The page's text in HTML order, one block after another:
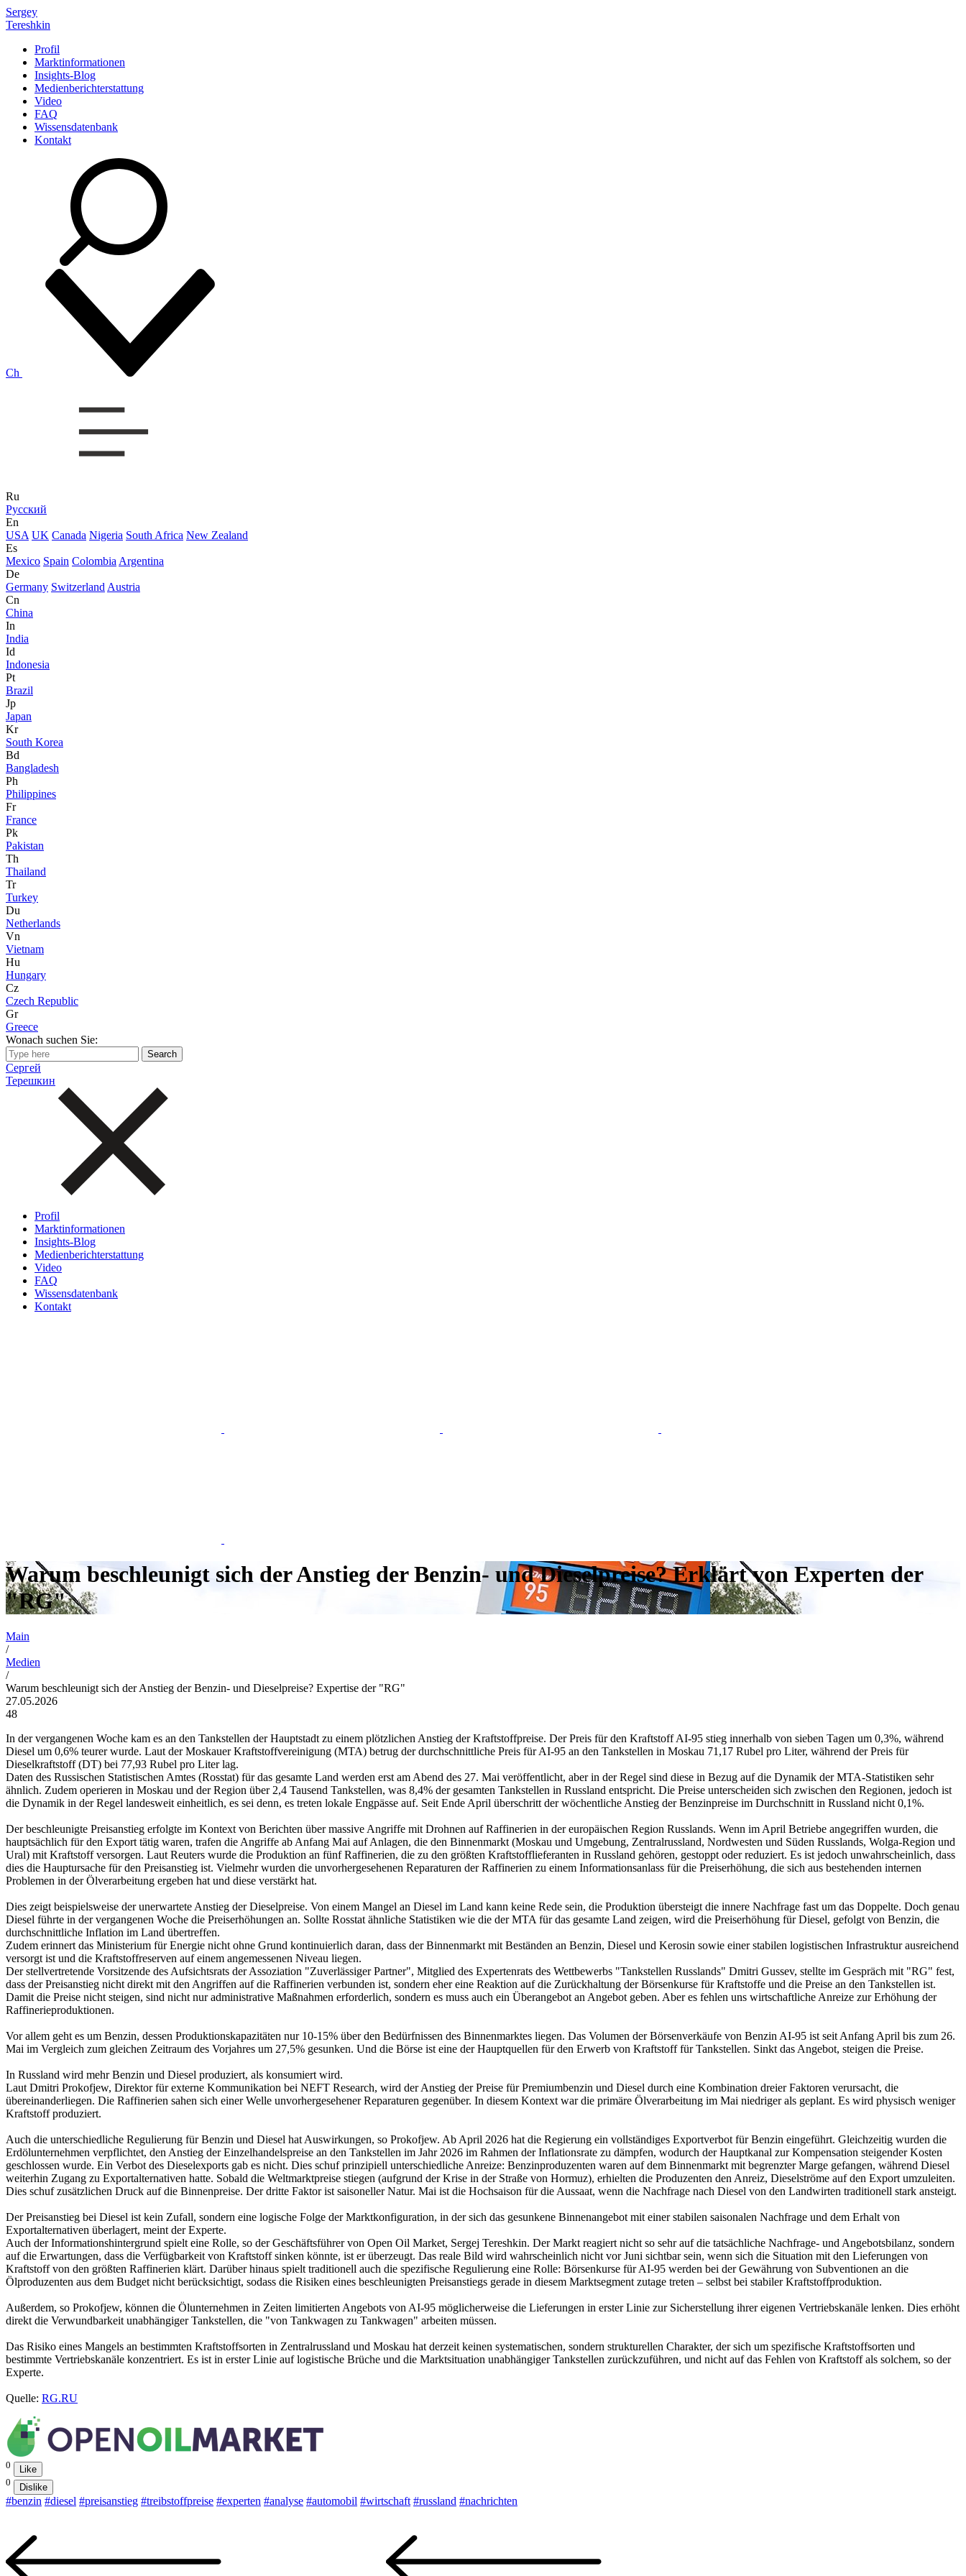
Sergey
Tereshkin
Profil
Marktinformationen
Insights-Blog
Medienberichterstattung
Video
FAQ
Wissensdatenbank
Kontakt
Ch
Ru
Русский
En
USA UK Canada Nigeria South Africa New Zealand
Es
Mexico Spain Colombia Argentina
De
Germany Switzerland Austria
Cn
China
In
India
Id
Indonesia
Pt
Brazil
Jp
Japan
Kr
South Korea
Bd
Bangladesh
Ph
Philippines
Fr
France
Pk
Pakistan
Th
Thailand
Tr
Turkey
Du
Netherlands
Vn
Vietnam
Hu
Hungary
Cz
Czech Republic
Gr
Greece
Wonach suchen Sie:
Сергей
Терешкин
Profil
Marktinformationen
Insights-Blog
Medienberichterstattung
Video
FAQ
Wissensdatenbank
Kontakt
Warum beschleunigt sich der Anstieg der Benzin- und Dieselpreise? Erklärt von Experten der
"RG"
Main
/
Medien
/
Warum beschleunigt sich der Anstieg der Benzin- und Dieselpreise? Expertise der "RG"
27.05.2026
48
In der vergangenen Woche kam es an den Tankstellen der Hauptstadt zu einem plötzlichen Anstieg der Kraftstoffpreise. Der Preis für den Kraftstoff AI-95 stieg innerhalb von sieben Tagen um 0,3%, während
Diesel um 0,6% teurer wurde. Laut der Moskauer Kraftstoffvereinigung (MTA) betrug der durchschnittliche Preis für AI-95 an den Tankstellen in Moskau 71,17 Rubel pro Liter, während der Preis für
Dieselkraftstoff (DT) bei 77,93 Rubel pro Liter lag.
Daten des Russischen Statistischen Amtes (Rosstat) für das gesamte Land werden erst am Abend des 27. Mai veröffentlicht, aber in der Regel sind diese in Bezug auf die Dynamik der MTA-Statistiken sehr
ähnlich. Zudem operieren in Moskau und der Region über 2,4 Tausend Tankstellen, was 8,4% der gesamten Tankstellen in Russland entspricht. Die Preise unterscheiden sich zwischen den Regionen, jedoch ist
die Dynamik in der Regel landesweit einheitlich, es sei denn, es treten lokale Engpässe auf. Seit Ende April überschritt der wöchentliche Anstieg der Benzinpreise im Durchschnitt in Russland nicht 0,1%.
Der beschleunigte Preisanstieg erfolgte im Kontext von Berichten über massive Angriffe mit Drohnen auf Raffinerien in der europäischen Region Russlands. Wenn im April Betriebe angegriffen wurden, die
hauptsächlich für den Export tätig waren, trafen die Angriffe ab Anfang Mai auf Anlagen, die den Binnenmarkt (Moskau und Umgebung, Zentralrussland, Nordwesten und Süden Russlands, Wolga-Region und
Ural) mit Kraftstoff versorgen. Laut Reuters wurde die Produktion an fünf Raffinerien, die zu den größten Kraftstofflieferanten in Russland gehören, gestoppt oder reduziert. Es ist jedoch unwahrscheinlich, dass
dies die Hauptursache für den Preisanstieg ist. Vielmehr wurden die unvorhergesehenen Reparaturen der Raffinerien zu einem Informationsanlass für die Preiserhöhung, die sich aus bestehenden internen
Problemen in der Ölverarbeitung ergeben hat und diese verstärkt hat.
Dies zeigt beispielsweise der unerwartete Anstieg der Dieselpreise. Von einem Mangel an Diesel im Land kann keine Rede sein, die Produktion übersteigt die innere Nachfrage fast um das Doppelte. Doch genau
Diesel führte in der vergangenen Woche die Preiserhöhungen an. Sollte Rosstat ähnliche Statistiken wie die der MTA für das gesamte Land zeigen, wird die Preiserhöhung für Diesel, gefolgt von Benzin, die
durchschnittliche Inflation im Land übertreffen.
Zudem erinnert das Ministerium für Energie nicht ohne Grund kontinuierlich daran, dass der Binnenmarkt mit Beständen an Benzin, Diesel und Kerosin sowie einer stabilen logistischen Infrastruktur ausreichend
versorgt ist und die Kraftstoffreserven auf einem angemessenen Niveau liegen.
Der stellvertretende Vorsitzende des Aufsichtsrats der Assoziation "Zuverlässiger Partner", Mitglied des Expertenrats des Wettbewerbs "Tankstellen Russlands" Dmitri Gussev, stellte im Gespräch mit "RG" fest,
dass der Preisanstieg nicht direkt mit den Angriffen auf die Raffinerien verbunden ist, sondern eher eine Reaktion auf die Zurückhaltung der Börsenkurse für Kraftstoffe und die Preise an den Tankstellen ist.
Damit die Preise nicht steigen, sind nicht nur administrative Maßnahmen erforderlich, sondern es muss auch ein Überangebot an Angebot geben. Aber es fehlen uns wirtschaftliche Anreize zur Erhöhung der
Raffinerieproduktionen.
Vor allem geht es um Benzin, dessen Produktionskapazitäten nur 10-15% über den Bedürfnissen des Binnenmarktes liegen. Das Volumen der Börsenverkäufe von Benzin AI-95 ist seit Anfang April bis zum 26.
Mai im Vergleich zum gleichen Zeitraum des Vorjahres um 27,5% gesunken. Und die Börse ist eine der Hauptquellen für den Erwerb von Kraftstoff für Tankstellen. Sinkt das Angebot, steigen die Preise.
In Russland wird mehr Benzin und Diesel produziert, als konsumiert wird.
Laut Dmitri Prokofjew, Direktor für externe Kommunikation bei NEFT Research, wird der Anstieg der Preise für Premiumbenzin und Diesel durch eine Kombination dreier Faktoren verursacht, die
übereinanderliegen. Die Raffinerien sahen sich einer Welle unvorhergesehener Reparaturen gegenüber. In diesem Kontext war die primäre Ölverarbeitung im Mai niedriger als geplant. Es wird physisch weniger
Kraftstoff produziert.
Auch die unterschiedliche Regulierung für Benzin und Diesel hat Auswirkungen, so Prokofjew. Ab April 2026 hat die Regierung ein vollständiges Exportverbot für Benzin eingeführt. Gleichzeitig wurden die
Erdölunternehmen verpflichtet, den Anstieg der Einzelhandelspreise an den Tankstellen im Jahr 2026 im Rahmen der Inflationsrate zu dämpfen, wodurch der Hauptkanal zur Kompensation steigender Kosten
geschlossen wurde. Ein Verbot des Dieselexports gab es nicht. Dies schuf prinzipiell unterschiedliche Anreize: Benzinproduzenten waren auf dem Binnenmarkt mit begrenzter Marge gefangen, während Diesel
weiterhin Zugang zu Exportalternativen hatte. Sobald die Weltmarktpreise stiegen (aufgrund der Krise in der Straße von Hormuz), erhielten die Produzenten den Anreiz, Dieselströme auf den Export umzuleiten.
Dies schuf zusätzlichen Druck auf die Binnenpreise. Der dritte Faktor ist saisoneller Natur. Mai ist die Hochsaison für die Aussaat, wenn die Nachfrage nach Diesel von den Landwirten traditionell stark ansteigt.
Der Preisanstieg bei Diesel ist kein Zufall, sondern eine logische Folge der Marktkonfiguration, in der sich das gesunkene Binnenangebot mit einer stabilen saisonalen Nachfrage und dem Erhalt von
Exportalternativen überlagert, meint der Experte.
Auch der Informationshintergrund spielt eine Rolle, so der Geschäftsführer von Open Oil Market, Sergej Tereshkin. Der Markt reagiert nicht so sehr auf die tatsächliche Nachfrage- und Angebotsbilanz, sondern
auf die Erwartungen, dass die Verfügbarkeit von Kraftstoff sinken könnte, ist er überzeugt. Das reale Bild wird wahrscheinlich nicht vor Juni sichtbar sein, wenn sich die Situation mit den Lieferungen von
Kraftstoff von den größten Raffinerien klärt. Darüber hinaus spielt traditionell auch die spezifische Regulierung eine Rolle: Börsenkurse für AI-95 werden bei der Gewährung von Subventionen an die
Ölproduzenten aus dem Budget nicht berücksichtigt, sodass die Risiken eines beschleunigten Preisanstiegs gerade in diesem Marktsegment zutage treten – selbst bei stabiler Kraftstoffproduktion.
Außerdem, so Prokofjew, können die Ölunternehmen in Zeiten limitierten Angebots von AI-95 möglicherweise die Lieferungen in erster Linie zur Sicherstellung ihrer eigenen Vertriebskanäle lenken. Dies erhöht
direkt die Verwundbarkeit unabhängiger Tankstellen, die "von Tankwagen zu Tankwagen" arbeiten müssen.
Das Risiko eines Mangels an bestimmten Kraftstoffsorten in Zentralrussland und Moskau hat derzeit keinen systematischen, sondern strukturellen Charakter, der sich um spezifische Kraftstoffsorten und
bestimmte Vertriebskanäle konzentriert. Es ist in erster Linie auf logistische Brüche und die Marktsituation unabhängiger Tankstellen zurückzuführen, und nicht auf das Fehlen von Kraftstoff als solchem, so der
Experte.
Quelle: RG.RU
0
Like
0
Dislike
#benzin #diesel #preisanstieg #treibstoffpreise #experten #analyse #automobil #wirtschaft #russland #nachrichten